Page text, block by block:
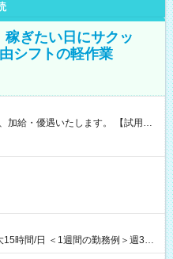
稼ぎたい日にサクッ
シフトの軽作業
優遇いたします。 【試用期
時間/日 ＜1週間の勤務例＞週3回
土・日 好きな時にお仕事